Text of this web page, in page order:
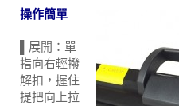
操作簡單
▌展開：單
指向右輕撥
解扣，握住
提把向上拉